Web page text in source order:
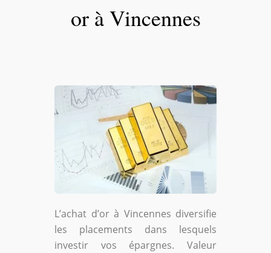
or à Vincennes
L’achat d’or à Vincennes diversifie
les placements dans lesquels
investir vos épargnes. Valeur